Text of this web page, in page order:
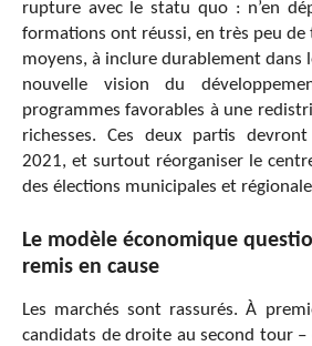
rupture avec le statu quo : n’en
formations ont réussi, en très peu de
moyens, à inclure durablement dans
nouvelle vision du
programmes favorables à une
richesses. Ces deux partis
2021, et surtout réorganiser le
des élections municipales et
Le modèle économique
remis en cause
Les marchés sont rassurés. À
candidats de droite au second tour –